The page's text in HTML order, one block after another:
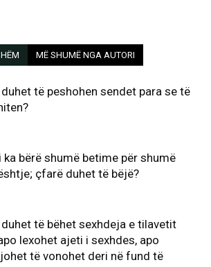
MË SHUMË NGA AUTORI
të peshohen sendet para se të
ka bërë shumë betime për shumë
çfarë duhet të bëjë?
të bëhet sexhdeja e tilavetit
lexohet ajeti i sexhdes, apo
të vonohet deri në fund të